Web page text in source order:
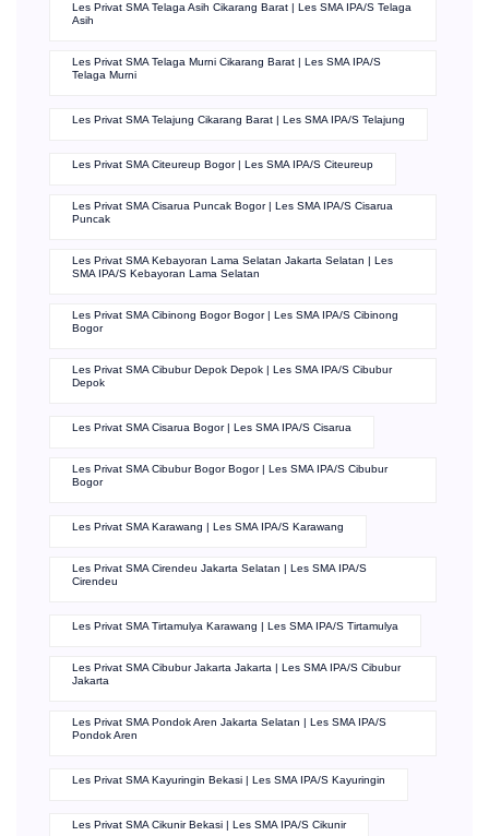
Les Privat SMA Telaga Asih Cikarang Barat | Les SMA IPA/S Telaga
Asih
Les Privat SMA Telaga Murni Cikarang Barat | Les SMA IPA/S
Telaga Murni
Les Privat SMA Telajung Cikarang Barat | Les SMA IPA/S Telajung
Les Privat SMA Citeureup Bogor | Les SMA IPA/S Citeureup
Les Privat SMA Cisarua Puncak Bogor | Les SMA IPA/S Cisarua
Puncak
Les Privat SMA Kebayoran Lama Selatan Jakarta Selatan | Les
SMA IPA/S Kebayoran Lama Selatan
Les Privat SMA Cibinong Bogor Bogor | Les SMA IPA/S Cibinong
Bogor
Les Privat SMA Cibubur Depok Depok | Les SMA IPA/S Cibubur
Depok
Les Privat SMA Cisarua Bogor | Les SMA IPA/S Cisarua
Les Privat SMA Cibubur Bogor Bogor | Les SMA IPA/S Cibubur
Bogor
Les Privat SMA Karawang | Les SMA IPA/S Karawang
Les Privat SMA Cirendeu Jakarta Selatan | Les SMA IPA/S
Cirendeu
Les Privat SMA Tirtamulya Karawang | Les SMA IPA/S Tirtamulya
Les Privat SMA Cibubur Jakarta Jakarta | Les SMA IPA/S Cibubur
Jakarta
Les Privat SMA Pondok Aren Jakarta Selatan | Les SMA IPA/S
Pondok Aren
Les Privat SMA Kayuringin Bekasi | Les SMA IPA/S Kayuringin
Les Privat SMA Cikunir Bekasi | Les SMA IPA/S Cikunir